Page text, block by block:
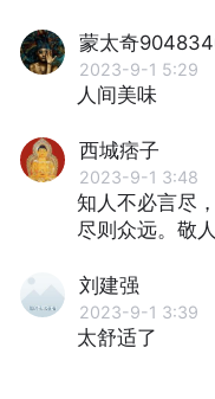
蒙太奇
2023-9-1 5:29
人间美味
西城痞子
2023-9-1 3:48
知人不必言尽
尽则众远。敬
刘建强
2023-9-1 3:39
太舒适了